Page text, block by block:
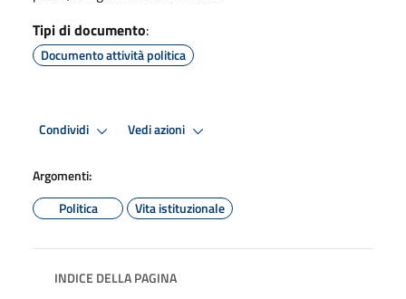
Tipi di documento:
Documento attività politica
Condividi Vedi azioni
Argomenti:
Politica
Vita istituzionale
INDICE DELLA PAGINA